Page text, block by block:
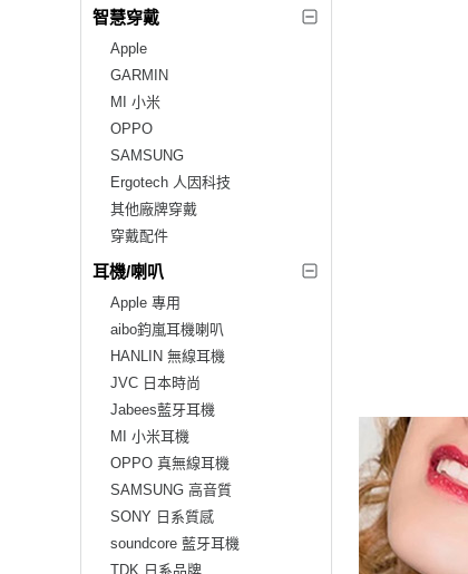
智慧穿戴
Apple
GARMIN
MI 小米
OPPO
SAMSUNG
Ergotech 人因科技
其他廠牌穿戴
穿戴配件
耳機/喇叭
Apple 專用
aibo鈞嵐耳機喇叭
HANLIN 無線耳機
JVC 日本時尚
Jabees藍牙耳機
MI 小米耳機
OPPO 真無線耳機
SAMSUNG 高音質
SONY 日系質感
soundcore 藍牙耳機
TDK 日系品牌